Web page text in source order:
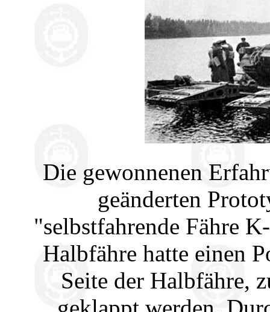
Die gewonnenen
geänderten
"selbstfahrende Fähre
Halbfähre hatte einen
Seite der Halbfähre,